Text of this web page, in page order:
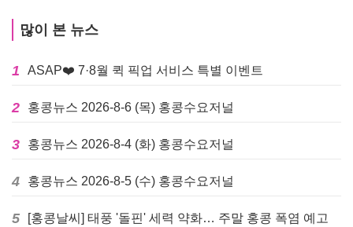
많이 본 뉴스
1 ASAP❤️ 7·8월 퀵 픽업 서비스 특별 이벤트
2 홍콩뉴스 2026-8-6 (목) 홍콩수요저널
3 홍콩뉴스 2026-8-4 (화) 홍콩수요저널
4 홍콩뉴스 2026-8-5 (수) 홍콩수요저널
5 [홍콩날씨] 태풍 '돌핀' 세력 약화… 주말 홍콩 폭염 예고